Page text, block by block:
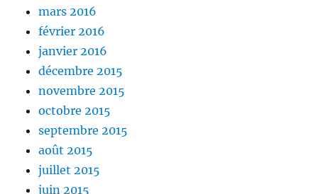
mars 2016
février 2016
janvier 2016
décembre 2015
novembre 2015
octobre 2015
septembre 2015
août 2015
juillet 2015
juin 2015